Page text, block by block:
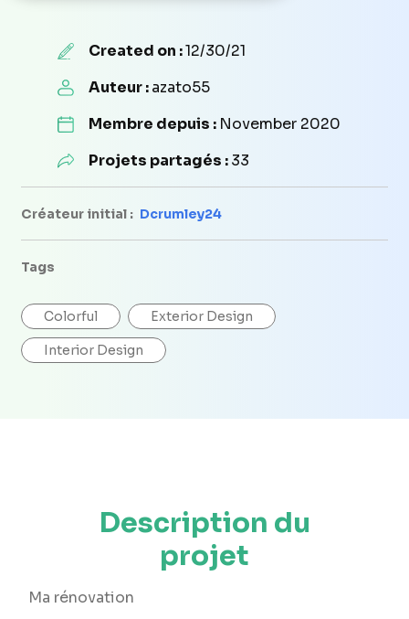
Created on :12/30/21
Auteur :azato55
Membre depuis : November 2020
Projets partagés :33
Créateur initial : Dcrumley24
Tags
Colorful Exterior Design
Interior Design
Description du
projet
Ma rénovation